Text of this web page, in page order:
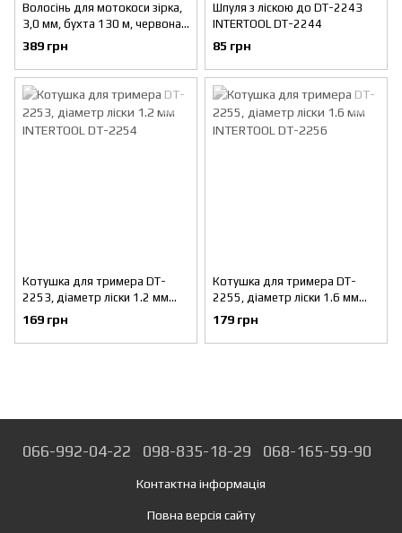
Волосінь для мотокоси зірка,
3,0 мм, бухта 130 м, червона
INTERTOOL DT-2273
389 грн
Шпуля з ліскою до DT-2243
INTERTOOL DT-2244
85 грн
Котушка для тримера DT-
2253, діаметр ліски 1.2 мм
INTERTOOL DT-2254
169 грн
Котушка для тримера DT-
2255, діаметр ліски 1.6 мм
INTERTOOL DT-2256
179 грн
066-992-04-22 098-835-18-29 068-165-59-90
Контактна інформація
Повна версія сайту